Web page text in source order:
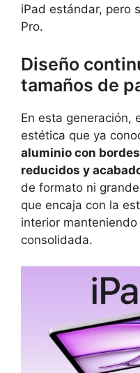
iPad estándar, pero
Pro.
Diseño
tamaños de
En esta generación,
estética que ya
aluminio con
reducidos y
de formato ni
que encaja con la
interior
consolidada.